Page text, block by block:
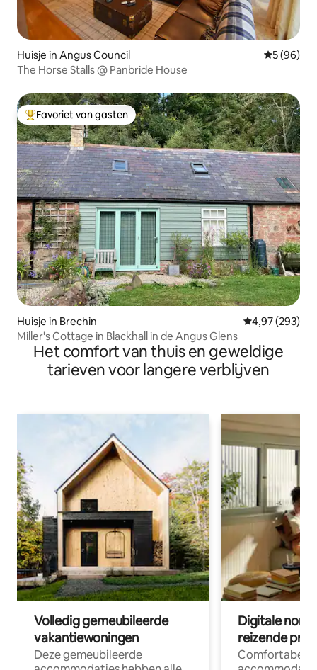
Huisje in Angus Council
5 (96)
The Horse Stalls @ Panbride House
Topfavoriet van gasten
Favoriet van gasten
Huisje in Brechin Gemiddelde
4,97 (293)
Miller's Cottage in Blackhall in de Angus Glens
Het comfort van thuis en geweldige
tarieven voor langere verblijven
Volledig gemeubileerde
vakantiewoningen
Deze gemeubileerde
Digitale
reizende
Comfortabele